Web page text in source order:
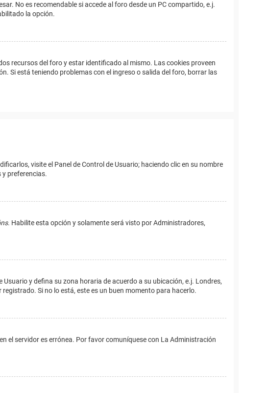
No es recomendable si accede al foro desde un PC compartido, e.j.
la opción.
recursos del foro y estar identificado al mismo. Las cookies proveen
Si está teniendo problemas con el ingreso o salida del foro, borrar las
visite el Panel de Control de Usuario; haciendo clic en su nombre
y preferencias.
. Habilite esta opción y solamente será visto por Administradores,
y defina su zona horaria de acuerdo a su ubicación, e.j. Londres,
Si no lo está, este es un buen momento para hacerlo.
el servidor es errónea. Por favor comuníquese con La Administración